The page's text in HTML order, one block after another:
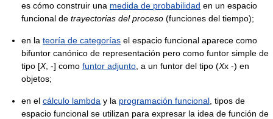
es cómo construir una medida de probabilidad en un espacio
funcional de trayectorias del proceso (funciones del tiempo);
en la teoría de categorías el espacio funcional aparece como
bifuntor canónico de representación pero como funtor simple de
tipo [X, -] como funtor adjunto , a un funtor del tipo (Xx -) en
objetos;
en el cálculo lambda y la programación funcional , tipos de
espacio funcional se utilizan para expresar la idea de función de